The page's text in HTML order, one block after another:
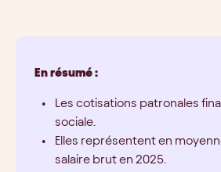
En résumé :
Les cotisations patronales
sociale.
Elles représentent en
salaire brut en 2025.